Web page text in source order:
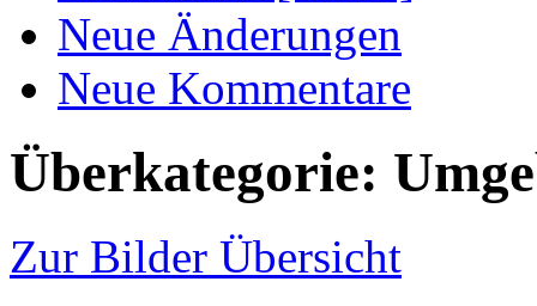
Neue Änderungen
Neue Kommentare
Überkategorie:
Zur Bilder Übersicht